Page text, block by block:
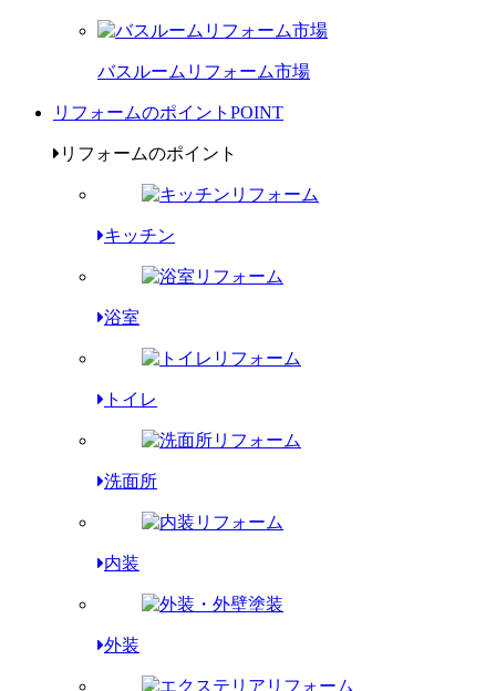
バスルームリフォーム市場
リフォームのポイント POINT
リフォームのポイント
キッチン
浴室
トイレ
洗面所
内装
外装